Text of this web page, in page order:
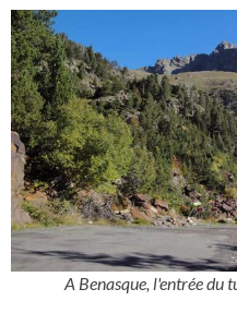
A Benasque, l'entrée du